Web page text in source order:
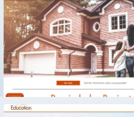
ARS Inmobiliaria